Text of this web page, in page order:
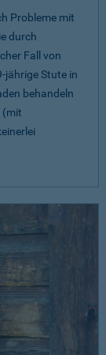
Probleme mit
durch
Fall von
jährige Stute in
behandeln
(mit